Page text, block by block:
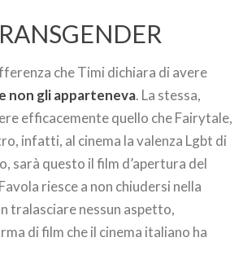
che Timi dichiara di avere
non gli apparteneva. La stessa,
efficacemente quello che Fairytale,
infatti, al cinema la valenza Lgbt di
sarà questo il film d’apertura del
riesce a non chiudersi nella
tralasciare nessun aspetto,
di film che il cinema italiano ha